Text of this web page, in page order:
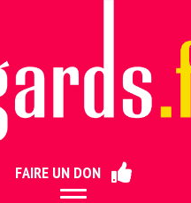
FAIRE UN DON